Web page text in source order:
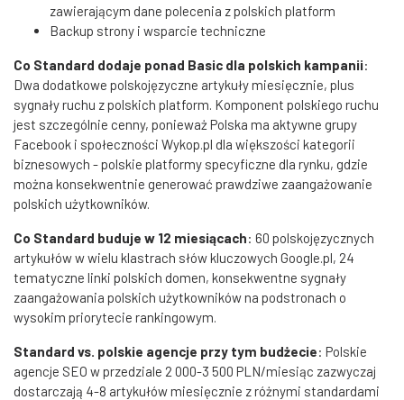
zawierającym dane polecenia z polskich platform
Backup strony i wsparcie techniczne
Co Standard dodaje ponad Basic dla polskich kampanii:
Dwa dodatkowe polskojęzyczne artykuły miesięcznie, plus
sygnały ruchu z polskich platform. Komponent polskiego ruchu
jest szczególnie cenny, ponieważ Polska ma aktywne grupy
Facebook i społeczności Wykop.pl dla większości kategorii
biznesowych - polskie platformy specyficzne dla rynku, gdzie
można konsekwentnie generować prawdziwe zaangażowanie
polskich użytkowników.
Co Standard buduje w 12 miesiącach: 60 polskojęzycznych
artykułów w wielu klastrach słów kluczowych Google.pl, 24
tematyczne linki polskich domen, konsekwentne sygnały
zaangażowania polskich użytkowników na podstronach o
wysokim priorytecie rankingowym.
Standard vs. polskie agencje przy tym budżecie: Polskie
agencje SEO w przedziale 2 000-3 500 PLN/miesiąc zazwyczaj
dostarczają 4-8 artykułów miesięcznie z różnymi standardami